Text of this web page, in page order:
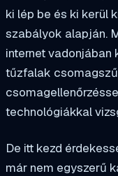
ki lép be és ki kerül
szabályok alapján.
internet vadonjában
tűzfalak
technológiákkal
De itt kezd
már nem egyszerű